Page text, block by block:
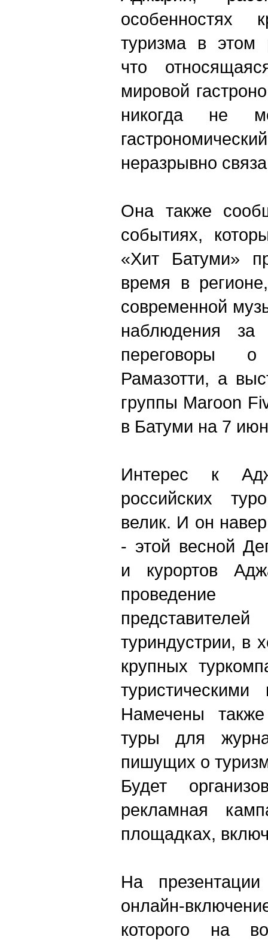
особенностях
туризма в этом
что
мировой
никогда не
неразрывно
Она также
событиях,
«Хит Батуми»
время в
современной
наблюдения
переговоры
Рамазотти, а
группы Maroon
в Батуми на 7
Интерес к
российских
велик. И он
- этой весной
и курортов
туриндустрии, в
крупных
туристическими
Намечены
туры для
пишущих о
Будет
рекламная
площадках,
На
онлайн-
которого на